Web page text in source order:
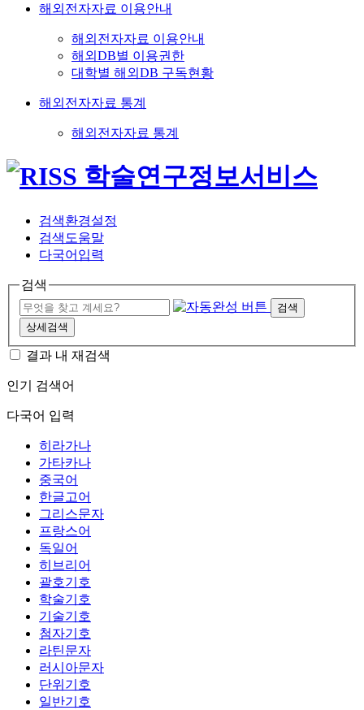
해외전자자료 이용안내
해외전자자료 이용안내
해외DB별 이용권한
대학별 해외DB 구독현황
해외전자자료 통계
해외전자자료 통계
검색환경설정
검색도움말
다국어입력
검색
검색
상세검색
결과 내 재검색
인기 검색어
다국어 입력
히라가나
가타카나
중국어
한글고어
그리스문자
프랑스어
독일어
히브리어
괄호기호
학술기호
기술기호
첨자기호
라틴문자
러시아문자
단위기호
일반기호